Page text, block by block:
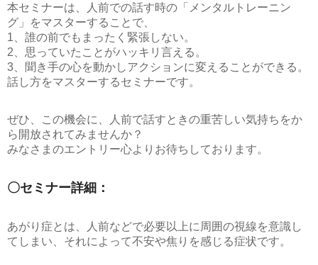
本セミナーは、人前での話す時の「メンタルトレーニン
グ」をマスターすることで、
1、誰の前でもまったく緊張しない。
2、思っていたことがハッキリ言える。
3、聞き手の心を動かしアクションに変えることができる。
話し方をマスターするセミナーです。
ぜひ、この機会に、人前で話すときの重苦しい気持ちをか
ら開放されてみませんか？
みなさまのエントリー心よりお待ちしております。
〇セミナー詳細：
あがり症とは、人前などで必要以上に周囲の視線を意識し
てしまい、それによって不安や焦りを感じる症状です。